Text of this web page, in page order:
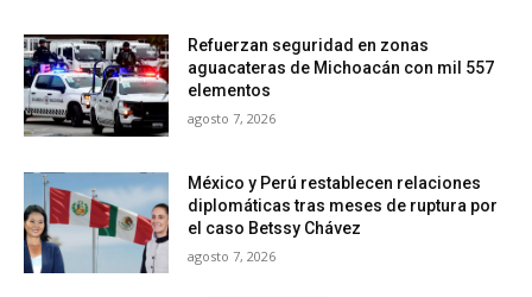
Refuerzan seguridad en zonas
aguacateras de Michoacán con mil 557
elementos
agosto 7, 2026
México y Perú restablecen relaciones
diplomáticas tras meses de ruptura por
el caso Betssy Chávez
agosto 7, 2026